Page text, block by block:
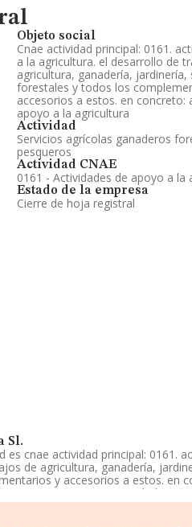
Objeto social
Cnae actividad principal: 0161.
a la agricultura. el desarrollo de
agricultura, ganadería,
forestales y todos los
accesorios a estos. en concreto:
apoyo a la agricultura
Actividad
Servicios agrícolas ganaderos
pesqueros
Actividad CNAE
0161 - Actividades de apoyo a la
Estado de la empresa
Cierre de hoja registral
Sl.
cnae actividad principal: 0161.
de agricultura, ganadería,
y accesorios a estos. en
empresa es una Sociedad
de apoyo a la agricultura'.